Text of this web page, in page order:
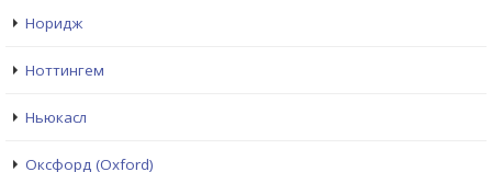
Норидж
Ноттингем
Ньюкасл
Оксфорд (Oxford)